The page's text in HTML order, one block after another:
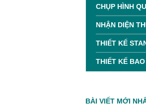
CHỤP HÌNH
NHẬN DIỆN
THIẾT KẾ
THIẾT KẾ
BÀI VIẾT MỚI